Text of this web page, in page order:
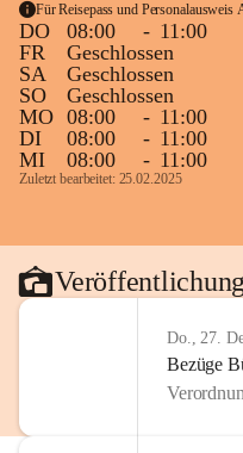
Für Reisepass und Personalausweis
DO 08:00 - 11:00
FR
Geschlossen
SA
Geschlossen
SO
Geschlossen
MO 08:00 - 11:00
DI
08:00 - 11:00
MI
08:00 - 11:00
Zuletzt bearbeitet: 25.02.2025
Do., 27.
Bezüge